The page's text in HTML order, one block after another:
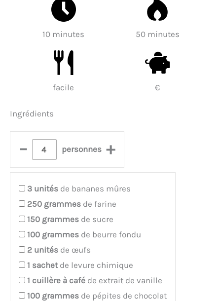
10 minutes 50 minutes
facile €
Ingrédients
– personnes +
3 unités de bananes mûres
250 grammes de farine
150 grammes de sucre
100 grammes de beurre fondu
2 unités de œufs
1 sachetde levure chimique
1 cuillère à café de extrait de vanille
100 grammes de pépites de chocolat